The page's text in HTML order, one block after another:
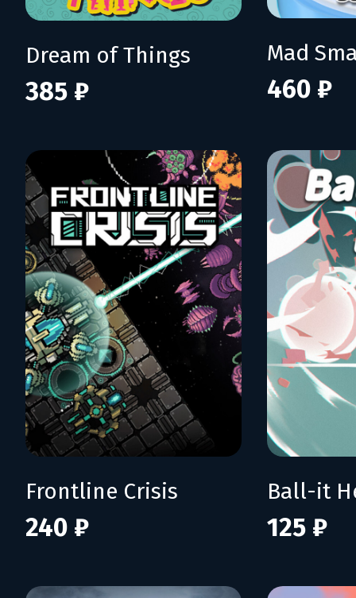
Dream of Things
385 ₽ 460 ₽
Frontline Crisis
240 ₽
Ball-it
125 ₽